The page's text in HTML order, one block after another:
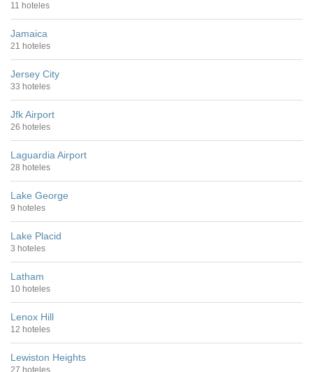
11 hoteles
Jamaica
21 hoteles
Jersey City
33 hoteles
Jfk Airport
26 hoteles
Laguardia Airport
28 hoteles
Lake George
9 hoteles
Lake Placid
3 hoteles
Latham
10 hoteles
Lenox Hill
12 hoteles
Lewiston Heights
27 hoteles